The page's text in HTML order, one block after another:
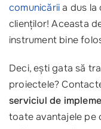
comunicăriia dus la
clienților! Aceasta
instrument bine
Deci, ești gata să
proiectele?
serviciul de
toate avantajele pe